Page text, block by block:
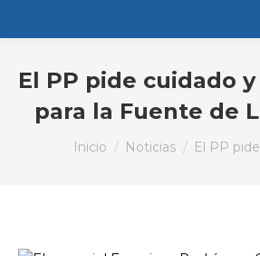
El PP pide cuidado
para la Fuente de
Estás aquí:
Inicio Noticias El PP